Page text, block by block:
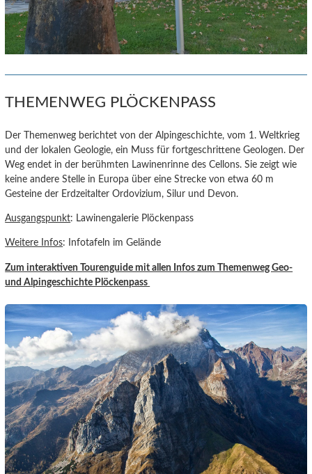
THEMENWEG PLÖCKENPASS
Der Themenweg berichtet von der Alpingeschichte, vom 1. Weltkrieg
und der lokalen Geologie, ein Muss für fortgeschrittene Geologen. Der
Weg endet in der berühmten Lawinenrinne des Cellons. Sie zeigt wie
keine andere Stelle in Europa über eine Strecke von etwa 60 m
Gesteine der Erdzeitalter Ordovizium, Silur und Devon.
Ausgangspunkt: Lawinengalerie Plöckenpass
Weitere Infos: Infotafeln im Gelände
Zum interaktiven Tourenguide mit allen Infos zum Themenweg Geo-
und Alpingeschichte Plöckenpass